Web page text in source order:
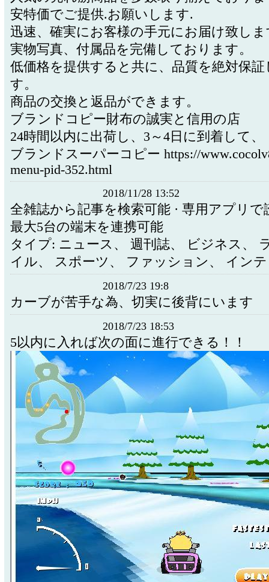
安特価でご提供.お願いします.
迅速、確実にお客様の手元にお届け致し
実物写真、付属品を完備しております。
低価格を提供すると共に、品質を絶対保
す。
商品の交換と返品ができます。
ブランドコピー財布の誠実と信用の店
24時間以内に出荷し、3～4日に到着して、
ブランドスーパーコピー https://
menu-pid-352.html
2018/11/28 13:52
全雑誌から記事を検索可能 · 専用アプリで
最大5台の端末を連携可能
タイプ: ニュース、 週刊誌、 ビジネス、
イル、 スポーツ、 ファッション、 イン
2018/7/23 19:8
カーブが苦手な為、切実に後背にいます
2018/7/23 18:53
5以内に入れば次の面に進行できる！！